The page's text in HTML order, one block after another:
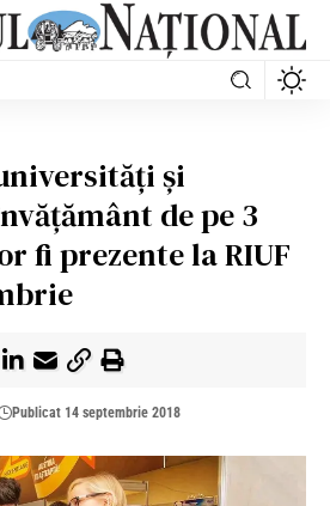
și
de pe 3
fi prezente la RIUF
Publicat 14 septembrie 2018